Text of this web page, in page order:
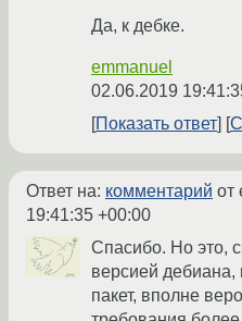
Да, к дебке.
emmanuel
02.06.2019
Показать ответ
Ответ на: комментарий от
19:41:35 +00:00
Спасибо. Но это,
версией дебиана,
пакет, вполне